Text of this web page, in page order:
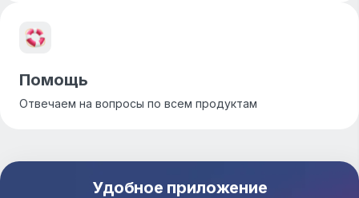
Помощь
Отвечаем на вопросы по всем продуктам
Удобное приложение